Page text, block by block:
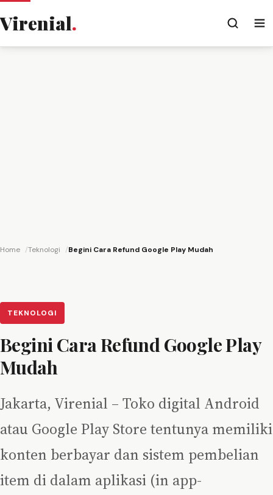
Virenial.
Home Teknologi Begini Cara Refund Google Play Mudah
TEKNOLOGI
Begini Cara Refund Google Play
Mudah
Jakarta, Virenial – Toko digital Android
atau Google Play Store tentunya memiliki
konten berbayar dan sistem pembelian
item di dalam aplikasi (in app-